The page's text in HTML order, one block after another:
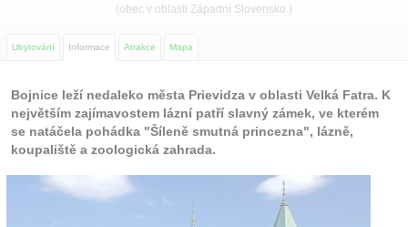
Autobusové zájezdy
Před cestou
Atrakce
(obec v oblasti Západní Slovensko )
Ubytování Informace Atrakce Mapa
Bojnice leží nedaleko města Prievidza v oblasti Velká Fatra. K
největším zajímavostem lázní patří slavný zámek, ve kterém
se natáčela pohádka "Šíleně smutná princezna", lázně,
koupaliště a zoologická zahrada.